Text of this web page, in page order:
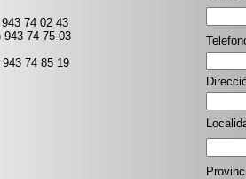
74 02 43
75 03
74 85 19